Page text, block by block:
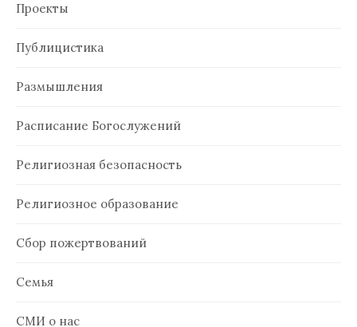
Проекты
Публицистика
Размышления
Расписание Богослужений
Религиозная безопасность
Религиозное образование
Сбор пожертвований
Семья
СМИ о нас